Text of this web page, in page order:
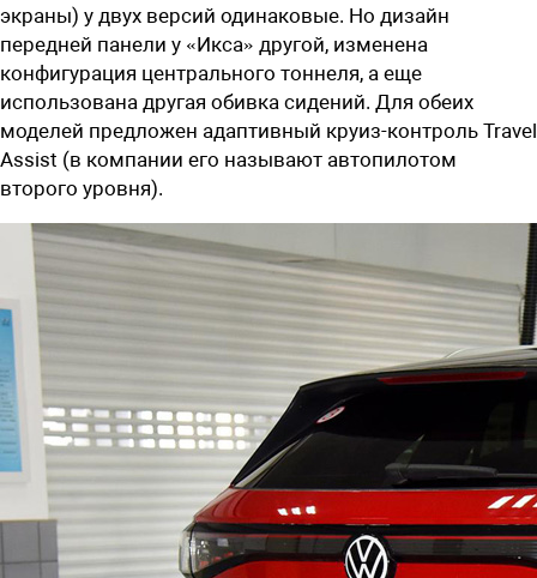
экраны) у двух версий одинаковые. Но дизайн
передней панели у «Икса» другой, изменена
конфигурация центрального тоннеля, а еще
использована другая обивка сидений. Для обеих
моделей предложен адаптивный круиз-контроль Travel
Assist (в компании его называют автопилотом
второго уровня).